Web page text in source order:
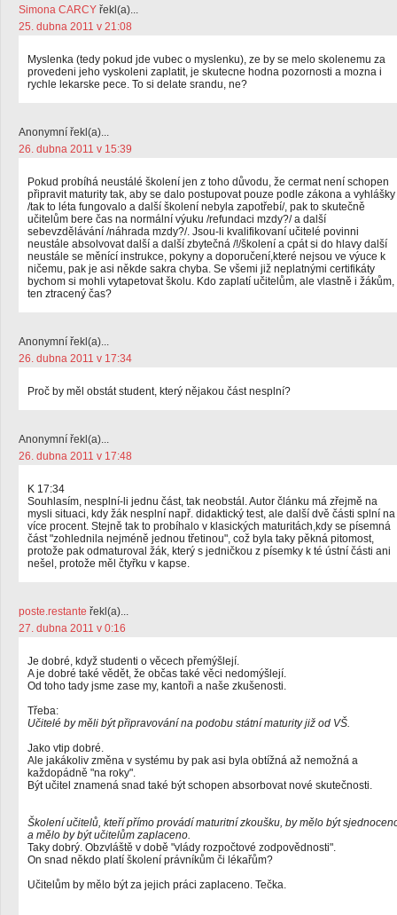
Simona CARCY řekl(a)...
25. dubna 2011 v 21:08
Myslenka (tedy pokud jde vubec o myslenku), ze by se melo skolenemu za
provedeni jeho vyskoleni zaplatit, je skutecne hodna pozornosti a mozna i
rychle lekarske pece. To si delate srandu, ne?
Anonymní řekl(a)...
26. dubna 2011 v 15:39
Pokud probíhá neustálé školení jen z toho důvodu, že cermat není schopen
připravit maturity tak, aby se dalo postupovat pouze podle zákona a vyhlášky
/tak to léta fungovalo a další školení nebyla zapotřebí/, pak to skutečně
učitelům bere čas na normální výuku /refundaci mzdy?/ a další
sebevzdělávání /náhrada mzdy?/. Jsou-li kvalifikovaní učitelé povinni
neustále absolvovat další a další zbytečná /!/školení a cpát si do hlavy další
neustále se měnící instrukce, pokyny a doporučení,které nejsou ve výuce k
ničemu, pak je asi někde sakra chyba. Se všemi již neplatnými certifikáty
bychom si mohli vytapetovat školu. Kdo zaplatí učitelům, ale vlastně i žákům,
ten ztracený čas?
Anonymní řekl(a)...
26. dubna 2011 v 17:34
Proč by měl obstát student, který nějakou část nesplní?
Anonymní řekl(a)...
26. dubna 2011 v 17:48
K 17:34
Souhlasím, nesplní-li jednu část, tak neobstál. Autor článku má zřejmě na
mysli situaci, kdy žák nesplní např. didaktický test, ale další dvě části splní na
více procent. Stejně tak to probíhalo v klasických maturitách,kdy se písemná
část "zohlednila nejméně jednou třetinou", což byla taky pěkná pitomost,
protože pak odmaturoval žák, který s jedničkou z písemky k té ústní části ani
nešel, protože měl čtyřku v kapse.
poste.restante řekl(a)...
27. dubna 2011 v 0:16
Je dobré, když studenti o věcech přemýšlejí.
A je dobré také vědět, že občas také věci nedomýšlejí.
Od toho tady jsme zase my, kantoři a naše zkušenosti.
Třeba:
Učitelé by měli být připravování na podobu státní maturity již od VŠ.
Jako vtip dobré.
Ale jakákoliv změna v systému by pak asi byla obtížná až nemožná a
každopádně "na roky".
Být učitel znamená snad také být schopen absorbovat nové skutečnosti.
Školení učitelů, kteří přímo provádí maturitní zkoušku, by mělo být
a mělo by být učitelům zaplaceno.
Taky dobrý. Obzvláště v době "vlády rozpočtové zodpovědnosti".
On snad někdo platí školení právníkům či lékařům?
Učitelům by mělo být za jejich práci zaplaceno. Tečka.